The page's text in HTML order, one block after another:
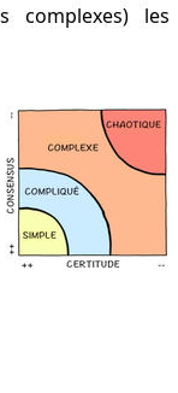
complexes) les